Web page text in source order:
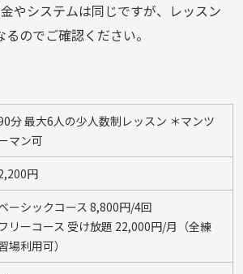
やシステムは同じですが、レッスン
のでご確認ください。
分 最大6人の少人数制レッスン ＊マンツ
マン可
円
ーシックコース 8,800円/4回
フリーコース 受け放題 22,000円/月（全練
場利用可）